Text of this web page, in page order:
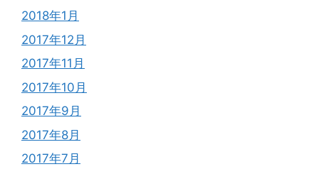
2018年1月
2017年12月
2017年11月
2017年10月
2017年9月
2017年8月
2017年7月